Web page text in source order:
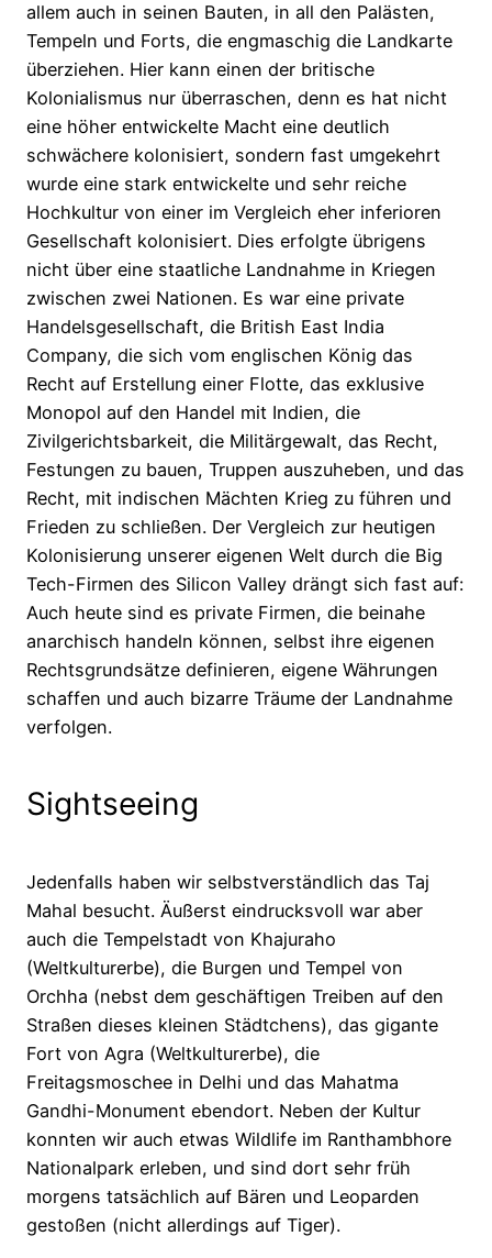
allem auch in seinen Bauten, in all den Palästen,
Tempeln und Forts, die engmaschig die Landkarte
überziehen. Hier kann einen der britische
Kolonialismus nur überraschen, denn es hat nicht
eine höher entwickelte Macht eine deutlich
schwächere kolonisiert, sondern fast umgekehrt
wurde eine stark entwickelte und sehr reiche
Hochkultur von einer im Vergleich eher inferioren
Gesellschaft kolonisiert. Dies erfolgte übrigens
nicht über eine staatliche Landnahme in Kriegen
zwischen zwei Nationen. Es war eine private
Handelsgesellschaft, die British East India
Company, die sich vom englischen König das
Recht auf Erstellung einer Flotte, das exklusive
Monopol auf den Handel mit Indien, die
Zivilgerichtsbarkeit, die Militärgewalt, das Recht,
Festungen zu bauen, Truppen auszuheben, und das
Recht, mit indischen Mächten Krieg zu führen und
Frieden zu schließen. Der Vergleich zur heutigen
Kolonisierung unserer eigenen Welt durch die Big
Tech-Firmen des Silicon Valley drängt sich fast auf:
Auch heute sind es private Firmen, die beinahe
anarchisch handeln können, selbst ihre eigenen
Rechtsgrundsätze definieren, eigene Währungen
schaffen und auch bizarre Träume der Landnahme
verfolgen.
Sightseeing
Jedenfalls haben wir selbstverständlich das Taj
Mahal besucht. Äußerst eindrucksvoll war aber
auch die Tempelstadt von Khajuraho
(Weltkulturerbe), die Burgen und Tempel von
Orchha (nebst dem geschäftigen Treiben auf den
Straßen dieses kleinen Städtchens), das gigante
Fort von Agra (Weltkulturerbe), die
Freitagsmoschee in Delhi und das Mahatma
Gandhi-Monument ebendort. Neben der Kultur
konnten wir auch etwas Wildlife im Ranthambhore
Nationalpark erleben, und sind dort sehr früh
morgens tatsächlich auf Bären und Leoparden
gestoßen (nicht allerdings auf Tiger).